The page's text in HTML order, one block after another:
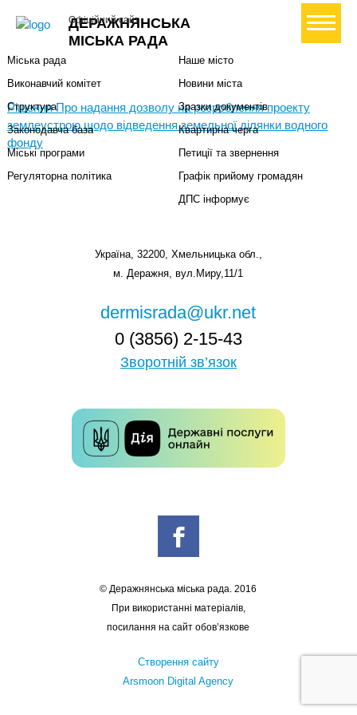
ДЕРАЖНЯНСЬКА
МІСЬКА РАДА
Офіційний сайт+ Створити петицію
Рішення Про надання дозволу на розроблення проекту
землеустрою щодо відведення земельної ділянки водного
фонду
Міський голова
Міська рада
Виконавчий комітет
Структура
Законодавча база
Міські програми
Регуляторна політика
Наше місто
Новини міста
Зразки документів
Квартирна черга
Петиції та звернення
Графік прийому громадян
ДПС інформує
Україна, 32200, Хмельницька обл.,
м. Деражня, вул.Миру,11/1
dermisrada@ukr.net
0 (3856) 2-15-43
Зворотній зв’язок
© Деражнянська міська рада. 2016
При використанні матеріалів,
посилання на сайт обов’язкове
Створення сайту
Arsmoon Digital Agency